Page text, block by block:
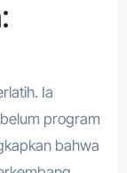
Ia
program
bahwa